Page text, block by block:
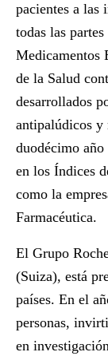
pacientes a las
todas las
Medicamentos
de la Salud
desarrollados
antipalúdicos y
duodécimo
en los Índices
como la
Farmacéutica.
El Grupo
(Suiza), está
países. En el
personas,
en